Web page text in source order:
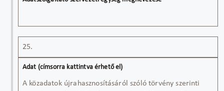
25.
A közadatok újrahasznosításáról szóló törvény szerinti